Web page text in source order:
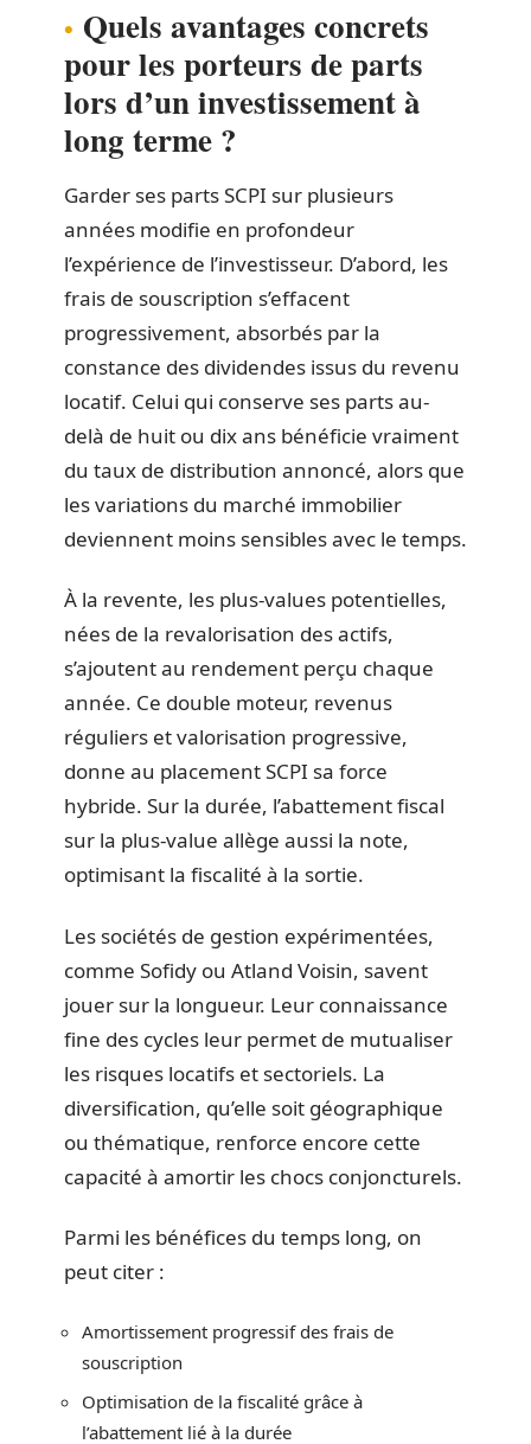
Quels avantages concrets
pour les porteurs de parts
lors d’un investissement à
long terme ?
Garder ses parts SCPI sur plusieurs
années modifie en profondeur
l’expérience de l’investisseur. D’abord, les
frais de souscription s’effacent
progressivement, absorbés par la
constance des dividendes issus du revenu
locatif. Celui qui conserve ses parts au-
delà de huit ou dix ans bénéficie vraiment
du taux de distribution annoncé, alors que
les variations du marché immobilier
deviennent moins sensibles avec le temps.
À la revente, les plus-values potentielles,
nées de la revalorisation des actifs,
s’ajoutent au rendement perçu chaque
année. Ce double moteur, revenus
réguliers et valorisation progressive,
donne au placement SCPI sa force
hybride. Sur la durée, l’abattement fiscal
sur la plus-value allège aussi la note,
optimisant la fiscalité à la sortie.
Les sociétés de gestion expérimentées,
comme Sofidy ou Atland Voisin, savent
jouer sur la longueur. Leur connaissance
fine des cycles leur permet de mutualiser
les risques locatifs et sectoriels. La
diversification, qu’elle soit géographique
ou thématique, renforce encore cette
capacité à amortir les chocs conjoncturels.
Parmi les bénéfices du temps long, on
peut citer :
Amortissement progressif des frais de
souscription
Optimisation de la fiscalité grâce à
l’abattement lié à la durée